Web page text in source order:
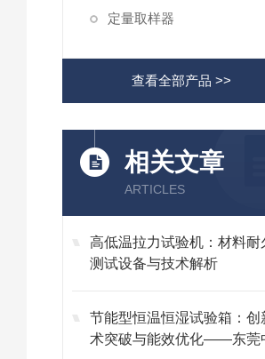
定量取样器
查看全部产品 >>
相关文章
ARTICLES
高低温拉力试验机：材料耐
测试设备与技术解析
节能型恒温恒湿试验箱：创
术突破与能效优化——东莞